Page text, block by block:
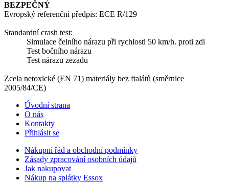
BEZPEČNÝ
Evropský referenční předpis: ECE R/129
Standardní crash test:
Simulace čelního nárazu při rychlosti 50 km/h. proti zdi
Test bočního nárazu
Test nárazu zezadu
Zcela netoxické (EN 71) materiály bez ftalátů (směrnice
2005/84/CE)
Úvodní strana
O nás
Kontakty
Přihlásit se
Nákupní řád a obchodní podmínky
Zásady zpracování osobních údajů
Jak nakupovat
Nákup na splátky Essox